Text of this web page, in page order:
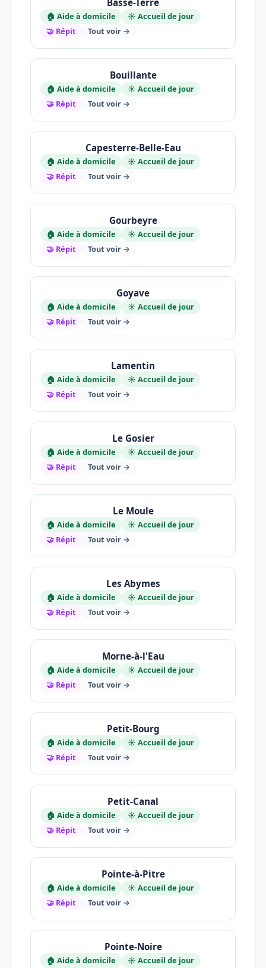
🏠 Aide à domicile
☀️ Accueil de jour
🤝 Répit
Tout voir →
Bouillante
🏠 Aide à domicile
☀️ Accueil de jour
🤝 Répit
Tout voir →
Capesterre-Belle-Eau
🏠 Aide à domicile
☀️ Accueil de jour
🤝 Répit
Tout voir →
Gourbeyre
🏠 Aide à domicile
☀️ Accueil de jour
🤝 Répit
Tout voir →
Goyave
🏠 Aide à domicile
☀️ Accueil de jour
🤝 Répit
Tout voir →
Lamentin
🏠 Aide à domicile
☀️ Accueil de jour
🤝 Répit
Tout voir →
Le Gosier
🏠 Aide à domicile
☀️ Accueil de jour
🤝 Répit
Tout voir →
Le Moule
🏠 Aide à domicile
☀️ Accueil de jour
🤝 Répit
Tout voir →
Les Abymes
🏠 Aide à domicile
☀️ Accueil de jour
🤝 Répit
Tout voir →
Morne-à-l'Eau
🏠 Aide à domicile
☀️ Accueil de jour
🤝 Répit
Tout voir →
Petit-Bourg
🏠 Aide à domicile
☀️ Accueil de jour
🤝 Répit
Tout voir →
Petit-Canal
🏠 Aide à domicile
☀️ Accueil de jour
🤝 Répit
Tout voir →
Pointe-à-Pitre
🏠 Aide à domicile
☀️ Accueil de jour
🤝 Répit
Tout voir →
Pointe-Noire
🏠 Aide à domicile
☀️ Accueil de jour